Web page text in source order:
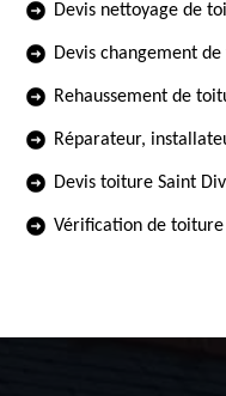
Devis nettoyage de
Devis changement
Rehaussement de
Réparateur,
Devis toiture Saint
Vérification de